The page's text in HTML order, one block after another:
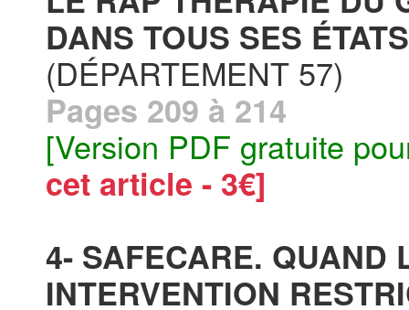
DANS TOUS SES
(DÉPARTEMENT 57)
Pages 209 à 214
[Version PDF gratuite
cet article - 3€]
4- SAFECARE. QUAND
INTERVENTION